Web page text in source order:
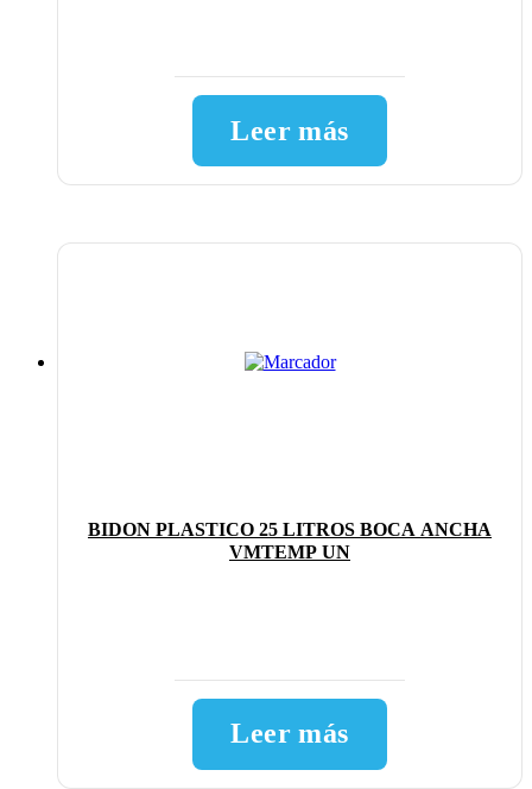
Leer más
BIDON PLASTICO 25 LITROS BOCA ANCHA
VMTEMP UN
Leer más